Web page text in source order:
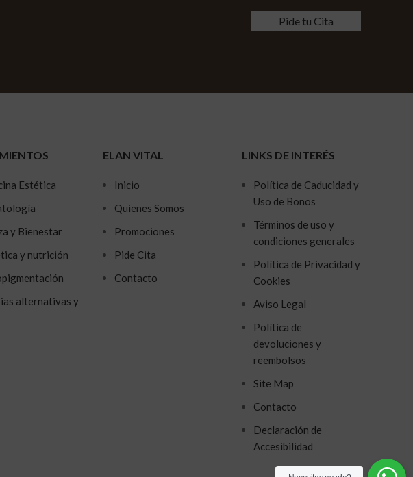
Pide tu Cita
Estética
y Bienestar
y nutrición
alternativas y
ELAN VITAL
Inicio
Quienes Somos
Promociones
Pide Cita
Contacto
LINKS DE INTERÉS
Política de Caducidad y
Uso de Bonos
Términos de uso y
condiciones generales
Política de Privacidad y
Cookies
Aviso Legal
Política de
devoluciones y
reembolsos
Site Map
Contacto
Declaración de
Accesibilidad